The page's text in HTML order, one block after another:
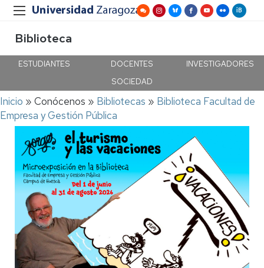
Biblioteca
ESTUDIANTES DOCENTES
INVESTIGADORES
SOCIEDAD
Ruta
de
navegación
Inicio Conócenos Bibliotecas
Biblioteca Facultad de
Empresa y Gestión Pública